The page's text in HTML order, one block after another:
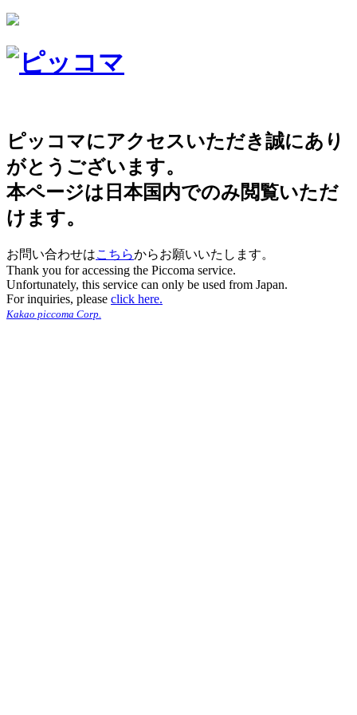
ピッコマにアクセスいただき誠にあり
がとうございます。
本ページは日本国内でのみ閲覧いただ
けます。
お問い合わせはこちらからお願いいたします。
Thank you for accessing the Piccoma service.
Unfortunately, this service can only be used from Japan.
For inquiries, please click here.
Kakao piccoma Corp.